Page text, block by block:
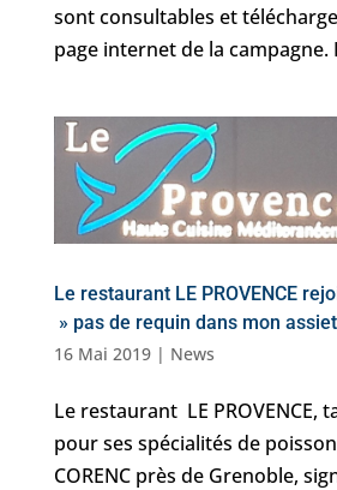
sont consultables et
page internet de la campagne.
Le restaurant LE PROVENCE
» pas de requin dans mon
16 Mai 2019| News
Le restaurant LE PROVENCE,
pour ses spécialités de
CORENC près de Grenoble,